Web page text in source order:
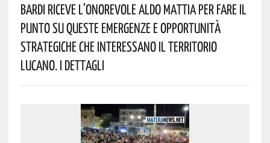
Bardi Riceve L’onorevole Aldo Mattia Per Fare Il
Punto Su Queste Emergenze E Opportunità
Strategiche Che Interessano Il Territorio
Lucano. I Dettagli